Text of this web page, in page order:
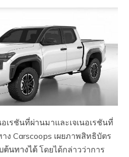
เรชันที่ผ่านมาและเจเนอเรชันที่
ง Carscoops เผยภาพสิทธิบัตร
ต้นทางได้ โดยได้กล่าวว่าการ